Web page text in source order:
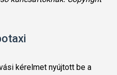
kérelmet nyújtott be a